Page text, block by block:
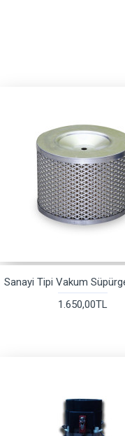
Sanayi Tipi Vakum
1.650,00TL